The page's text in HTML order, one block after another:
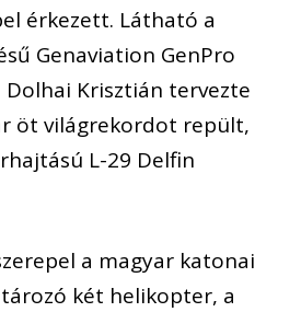
érkezett. Látható a
Genaviation GenPro
Krisztián tervezte
öt világrekordot repült,
L-29 Delfin
a magyar katonai
két helikopter, a